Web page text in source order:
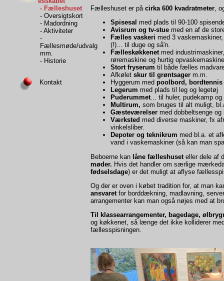
- Fælleshuset
- Oversigtskort
- Madordning
- Aktiviteter
-
Fællesmøde/udvalg
mm.
- Historie
Kontakt
Fælleshuset er på cirka 600 kvadratmeter ,
Spisesal med plads til 90-100
Avisrum og tv-stue med en af de
Fælles vaskeri med 3
(!)... til duge og så'n.
Fælleskøkkenetmed
røremaskine og hurtig
Stort fryserum til både fælles
Afkølet skur til grøntsager m.m.
Hyggerum med poolbord,
Legerum med plads til leg og legetøj
Puderummet... til huler, pudekamp og
Multirum, som bruges til alt muligt,
Gæsteværelser med dobbeltsenge
Værksted med diverse maskiner, fx
vinkelsliber.
Depoter og teknikrum med bl.a. et
vand i vaskemaskiner (så kan man
Beboerne kan låne fælleshuset eller dele af
møder. Hvis det handler om særlige
fødselsdage) er det muligt at aflyse
Og der er oven i købet tradition for, at man
ansvaret for borddækning, madlavning,
arrangementer kan man også nøjes med at
Til klassearrangementer, bagedage,
og køkkenet, så længe det ikke kolliderer
fællesspisningen.